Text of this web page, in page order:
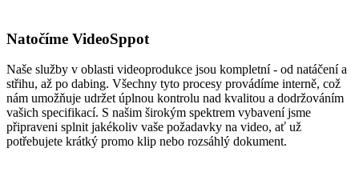
Natočíme VideoSppot
Naše služby v oblasti videoprodukce jsou kompletní - od natáčení a
střihu, až po dabing. Všechny tyto procesy provádíme interně, což
nám umožňuje udržet úplnou kontrolu nad kvalitou a dodržováním
vašich specifikací. S našim širokým spektrem vybavení jsme
připraveni splnit jakékoliv vaše požadavky na video, ať už
potřebujete krátký promo klip nebo rozsáhlý dokument.